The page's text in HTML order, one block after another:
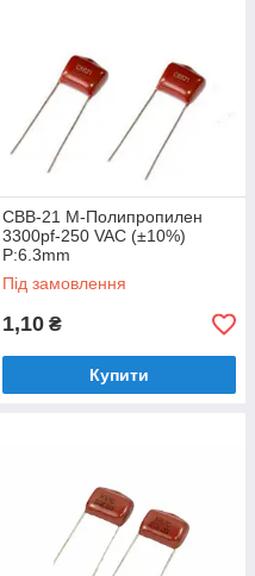
CBB-21 M-Полипропилен
3300pf-250 VAC (±10%)
P:6.3mm
Під замовлення
1,10 ₴
Купити